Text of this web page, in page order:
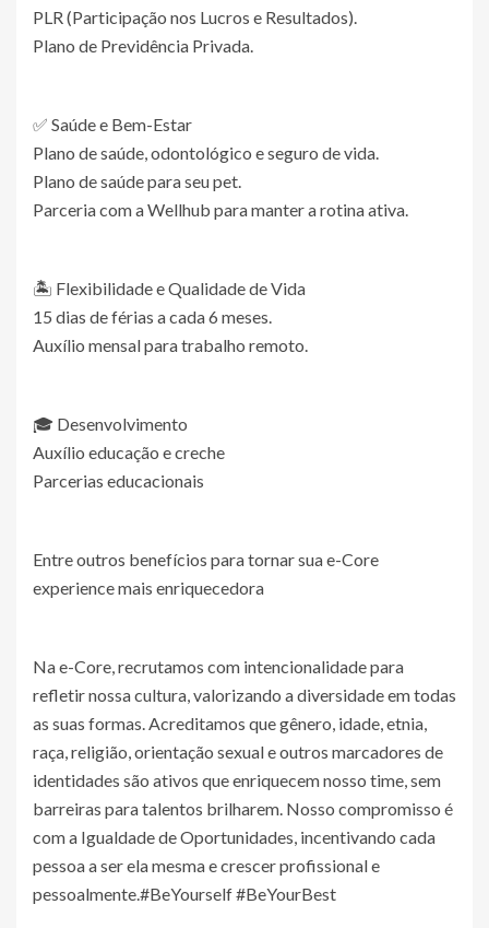
PLR (Participação nos Lucros e Resultados).
Plano de Previdência Privada.
✅ Saúde e Bem-Estar
Plano de saúde, odontológico e seguro de vida.
Plano de saúde para seu pet.
Parceria com a Wellhub para manter a rotina ativa.
🏝️ Flexibilidade e Qualidade de Vida
15 dias de férias a cada 6 meses.
Auxílio mensal para trabalho remoto.
🎓 Desenvolvimento
Auxílio educação e creche
Parcerias educacionais
Entre outros benefícios para tornar sua e-Core
experience mais enriquecedora
Na e-Core, recrutamos com intencionalidade para
refletir nossa cultura, valorizando a diversidade em todas
as suas formas. Acreditamos que gênero, idade, etnia,
raça, religião, orientação sexual e outros marcadores de
identidades são ativos que enriquecem nosso time, sem
barreiras para talentos brilharem. Nosso compromisso é
com a Igualdade de Oportunidades, incentivando cada
pessoa a ser ela mesma e crescer profissional e
pessoalmente.#BeYourself #BeYourBest